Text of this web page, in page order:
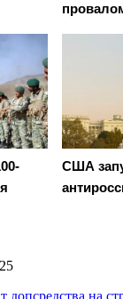
США
на